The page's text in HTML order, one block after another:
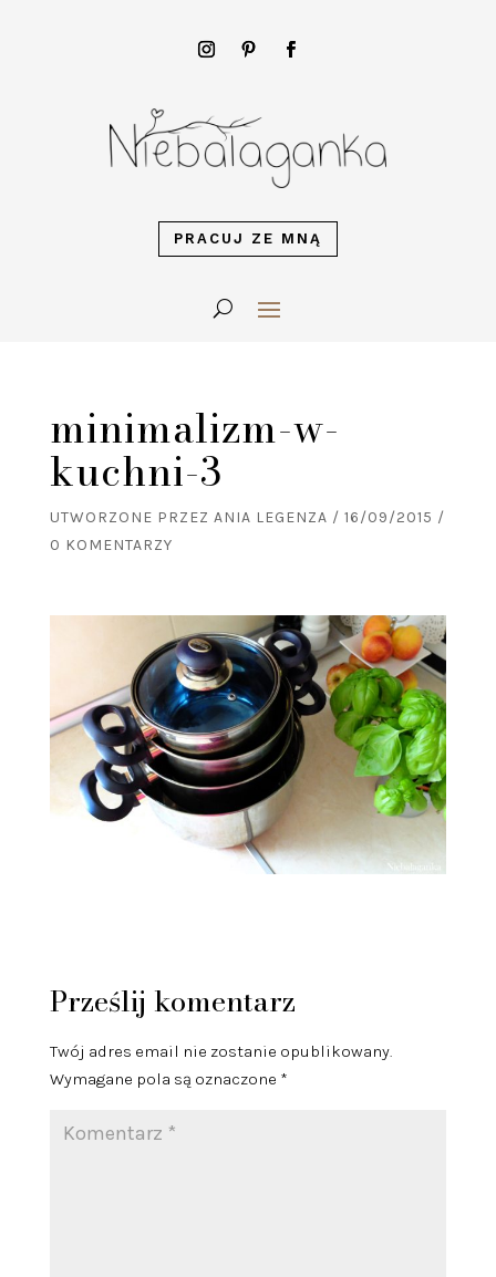
PRACUJ ZE MNĄ
minimalizm-w-
kuchni-3
UTWORZONE PRZEZ ANIA LEGENZA / 16/09/2015 /
0 KOMENTARZY
Prześlij komentarz
Twój adres email nie zostanie opublikowany.
Wymagane pola są oznaczone *